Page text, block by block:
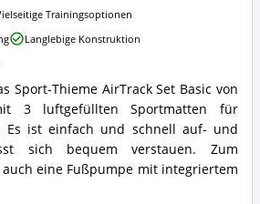
Sport-Thieme AirTrack Set Basic von
3 luftgefüllten Sportmatten für
Es ist einfach und schnell auf- und
sich bequem verstauen. Zum
eine Fußpumpe mit integriertem
Trainingsoptionen
Langlebige Konstruktion